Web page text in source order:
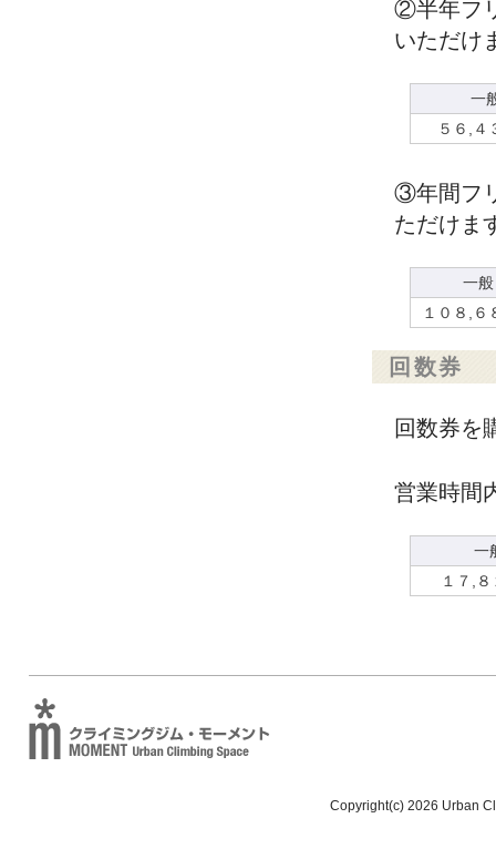
②半年フ
いただけ
一
５６,４
③年間フ
ただけま
一般
１０８,６
回数券
回数券を
営業時間
一
１７,
Copyright(c) 2026 Urban